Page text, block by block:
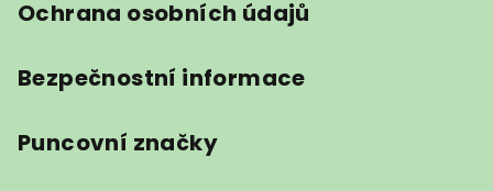
Ochrana osobních údajů
Bezpečnostní informace
Puncovní značky